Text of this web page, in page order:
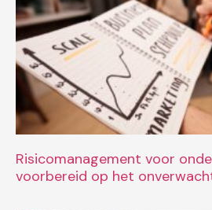
Risicomanagement voor
voorbereid op het